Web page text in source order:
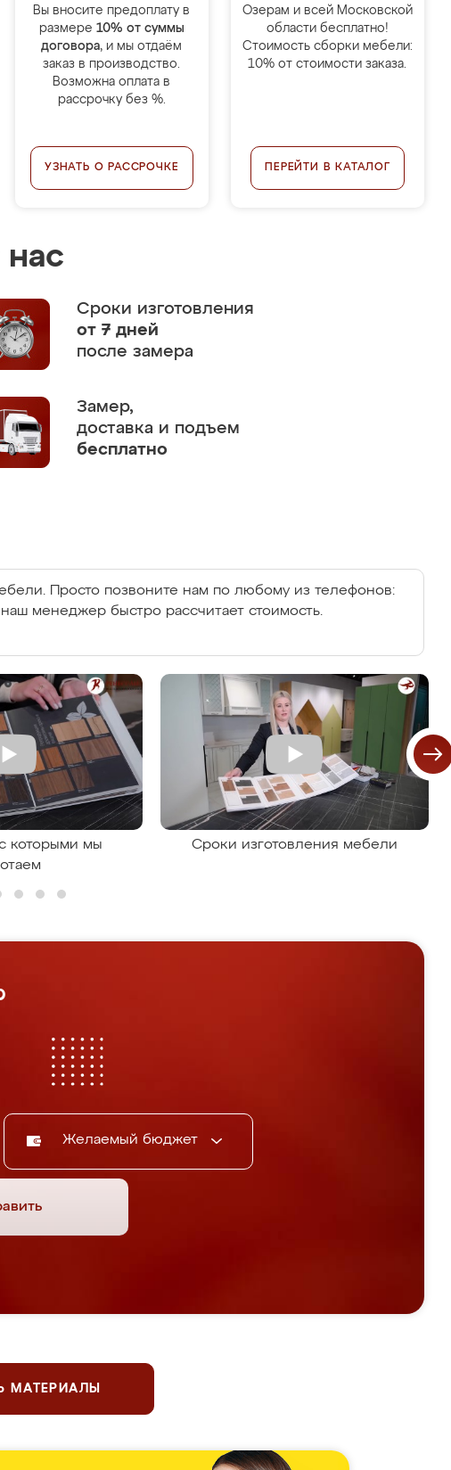
Вы вносите предоплату в
размере 10% от суммы
договора, и мы отдаём
заказ в производство.
Возможна оплата в
рассрочку без %.
УЗНАТЬ О РАССРОЧКЕ
Озерам и всей Московской
области бесплатно!
Стоимость сборки мебели:
10% от стоимости заказа.
ПЕРЕЙТИ В КАТАЛОГ
нас
Сроки изготовления
от 7 дней
после замера
Замер,
доставка и подъем
бесплатно
Просто позвоните нам по любому из телефонов:
менеджер быстро рассчитает стоимость.
которыми мы
Сроки изготовления мебели
Желаемый бюджет
МАТЕРИАЛЫ